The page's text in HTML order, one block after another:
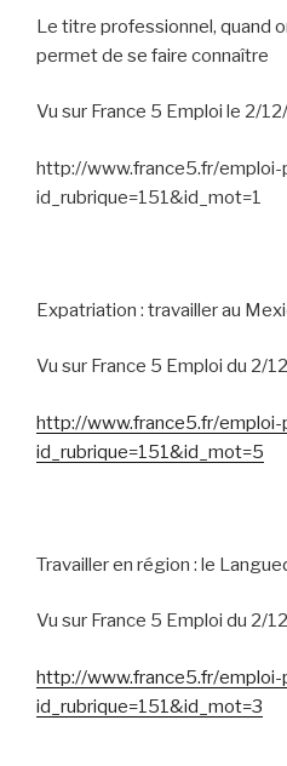
Le titre professionnel, quand
permet de se faire connaître
Vu sur France 5 Emploi le 2/
http://www.france5.fr/
id_rubrique=151&id_mot=1
Expatriation : travailler au
Vu sur France 5 Emploi du 2/
http://www.france5.fr/
id_rubrique=151&id_mot=5
Travailler en région : le
Vu sur France 5 Emploi du 2/
http://www.france5.fr/
id_rubrique=151&id_mot=3